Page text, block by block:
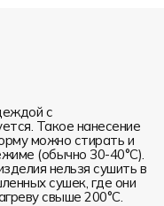
с
Такое нанесение
можно стирать и
(обычно 30-40°С).
нельзя сушить в
сушек, где они
свыше 200°С.